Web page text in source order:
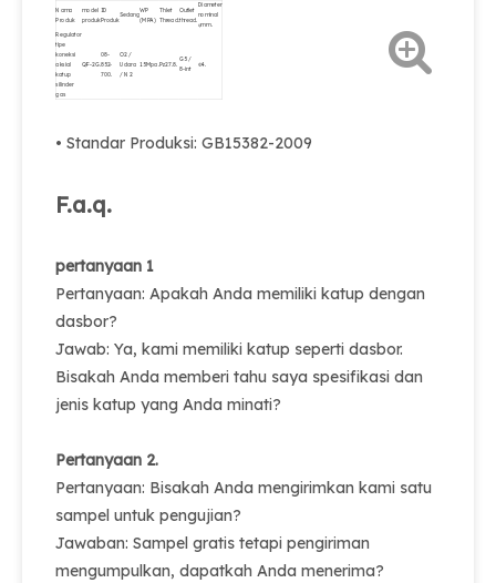
Nama
Produk
model
produk
ID
Produk
Sedang
WP
(MPA)
Thlet
Thread.
Outlet
thread.
Diameter
nominal
φmm.
Regulator
tipe
koneksi
aksial
katup
silinder
gas
QF-2G.
08-
852-
700.
O2 /
Udara
/ N2
15Mpa. Pz27.8.
G5 /
8-int
Φ4.
• Standar Produksi: GB15382-2009
F.a.q.
pertanyaan 1
Pertanyaan: Apakah Anda memiliki katup dengan
dasbor?
Jawab: Ya, kami memiliki katup seperti dasbor.
Bisakah Anda memberi tahu saya spesifikasi dan
jenis katup yang Anda minati?
Pertanyaan 2.
Pertanyaan: Bisakah Anda mengirimkan kami satu
sampel untuk pengujian?
Jawaban: Sampel gratis tetapi pengiriman
mengumpulkan, dapatkah Anda menerima?